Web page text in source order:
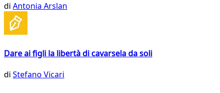
di Antonia Arslan
Dare ai figli la libertà di cavarsela da soli
di Stefano Vicari